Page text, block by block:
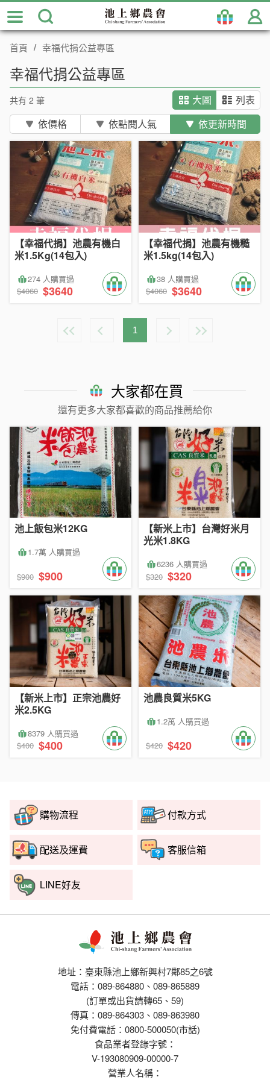
跳
到
主
首頁 幸福代捐公益專區
幸福代捐公益專區
共有 2 筆
依價格
依點閱人氣 依更新時間
大圖 列表
【幸福代捐】池農有機白
米1.5Kg(14包入)
274 人購買過
$4060 $3640
【幸福代捐】池農有機糙
米1.5kg(14包入)
38 人購買過
$4060 $3640
1
大家都在買
還有更多大家都喜歡的商品推薦給你
池上飯包米12KG
1.7萬 人購買過
$900 $900
【新米上市】台灣好米月
光米1.8KG
6236 人購買過
$320 $320
【新米上市】正宗池農好
米2.5KG
8379 人購買過
$400 $400
池農良質米5KG
1.2萬 人購買過
$420 $420
地址：臺東縣池上鄉新興村7鄰85之6號
電話：089-864880、089-865889
(訂單或出貨請轉65、59)
傳真：089-864303、089-863980
免付費電話：0800-500050(市話)
食品業者登錄字號：
V-193080909-00000-7
營業人名稱：
購物流程 付款方式
配送及運費 客服信箱
LINE好友